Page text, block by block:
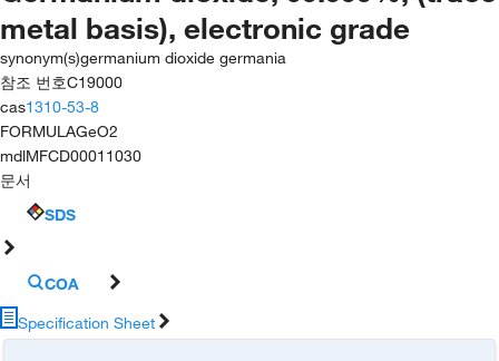
metal basis), electronic grade
synonym(s)germanium dioxide germania
참조 번호C19000
cas1310-53-8
FORMULAGeO2
mdlMFCD00011030
문서
SDS
COA
Specification Sheet